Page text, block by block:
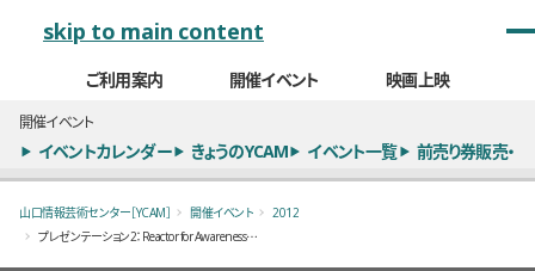
skip to main content
ご利用案内 開催イベント 映画上映
開催イベント
イベントカレンダー きょうのYCAM イベント一覧 前売り券販売・
山口情報芸術センター［YCAM］ 開催イベント
2012
プレゼンテーション2：Reactor for Awareness in Motion